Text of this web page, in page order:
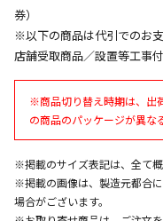
設置工事代金
お見積商品で
決定となりま
お見積商品で
決定となります
券）
※以下の商品は代引でのお
店舗受取商品／設置等工事
※商品切り替え時期は、出
の商品のパッケージが異な
※掲載のサイズ表記は、全て概
※掲載の画像は、製造元都合
場合がございます。